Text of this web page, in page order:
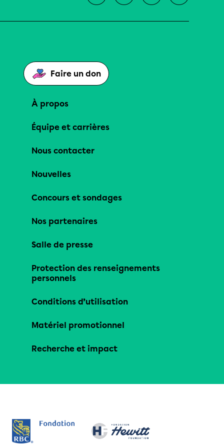
Faire un don
À propos
Équipe et carrières
Nous contacter
Nouvelles
Concours et sondages
Nos partenaires
Salle de presse
Protection des renseignements
personnels
Conditions d’utilisation
Matériel promotionnel
Recherche et impact